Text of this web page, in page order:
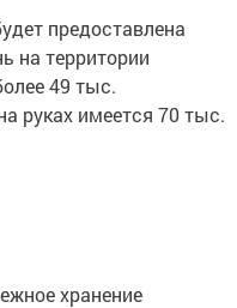
предоставлена
на территории
49 тыс.
руках имеется 70 тыс.
хранение